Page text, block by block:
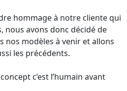
hommage à notre cliente qui
nous avons donc décidé de
nos modèles à venir et allons
les précédents.
c’est l’humain avant